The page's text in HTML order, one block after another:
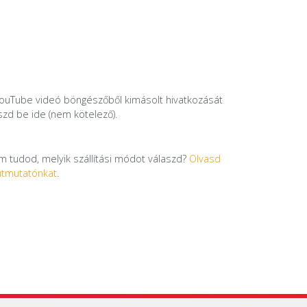
videó böngészőből kimásolt hivatkozását
be ide (nem kötelező).
tudod, melyik szállítási módot válaszd? Olvasd
.